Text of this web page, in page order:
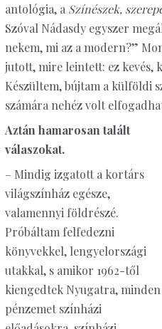
antológia, a Színészek,
Szóval Nádasdy egyszer
nekem, mi az a modern?”
jutott, mire leintett: ez kevés,
Készültem, bújtam a külföldi
számára nehéz volt
Aztán hamarosan talált
válaszokat.
– Mindig izgatott a kortárs
világszínház egésze,
valamennyi földrészé.
Próbáltam felfedezni
könyvekkel, lengyelországi
utakkal, s amikor 1962-től
kiengedtek Nyugatra, minden
pénzemet színházi